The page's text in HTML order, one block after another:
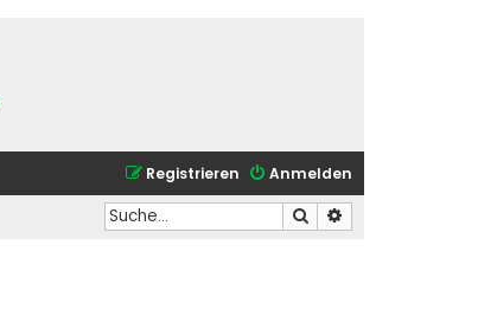
Anmelden
Registrieren
Suche